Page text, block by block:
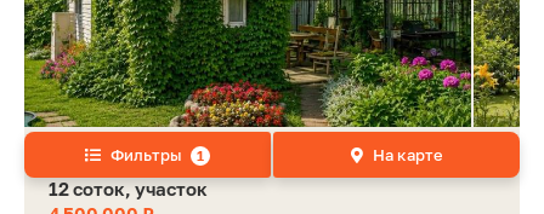
70 м², дом
12 соток, участок
Фильтры 1 На карте